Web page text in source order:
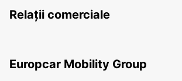
Relații comerciale
Europcar Mobility Group